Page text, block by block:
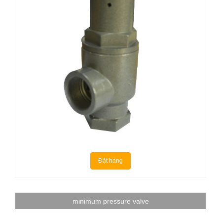
Đặt hàng
minimum pressure valve